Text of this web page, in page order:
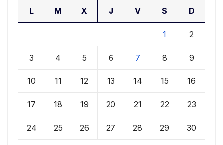
L M X J V S D
1 2
3 4 5 6 7 8 9
10 11 12 13 14 15 16
17 18 19 20 21 22 23
24 25 26 27 28 29 30